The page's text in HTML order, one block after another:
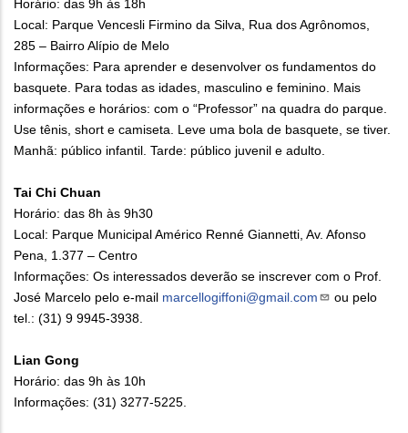
Horário: das 9h às 18h
Local: Parque Vencesli Firmino da Silva, Rua dos Agrônomos,
285 – Bairro Alípio de Melo
Informações: Para aprender e desenvolver os fundamentos do
basquete. Para todas as idades, masculino e feminino. Mais
informações e horários: com o “Professor” na quadra do parque.
Use tênis, short e camiseta. Leve uma bola de basquete, se tiver.
Manhã: público infantil. Tarde: público juvenil e adulto.
Tai Chi Chuan
Horário: das 8h às 9h30
Local: Parque Municipal Américo Renné Giannetti, Av. Afonso
Pena, 1.377 – Centro
Informações: Os interessados deverão se inscrever com o Prof.
José Marcelo pelo e-mail marcellogiffoni@gmail.com
ou pelo
tel.: (31) 9 9945-3938.
Lian Gong
Horário: das 9h às 10h
Informações: (31) 3277-5225.